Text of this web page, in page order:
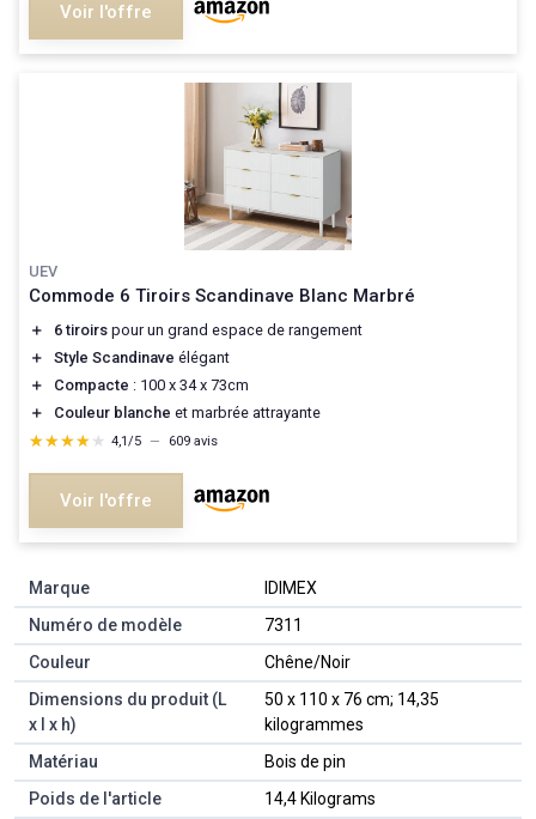
Voir l'offre
UEV
Commode 6 Tiroirs Scandinave Blanc Marbré
＋ 6 tiroirs pour un grand espace de rangement
＋
Style Scandinave élégant
＋
Compacte : 100 x 34 x 73cm
＋
Couleur blanche et marbrée attrayante
★★★★★
★★★★★ 4,1/5 — 609 avis
Voir l'offre
Marque
‎IDIMEX
Numéro de modèle
‎7311
Couleur
‎Chêne/Noir
Dimensions du produit (L
x l x h)
‎50 x 110 x 76 cm; 14,35
kilogrammes
Matériau
‎Bois de pin
Poids de l'article
‎14,4 Kilograms